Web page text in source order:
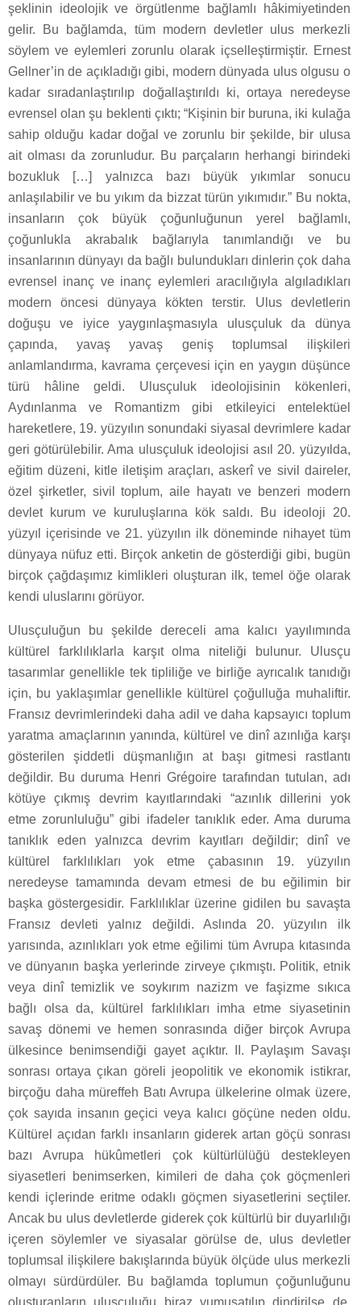
şeklinin ideolojik ve örgütlenme bağlamlı hâkimiyetinden
gelir. Bu bağlamda, tüm modern devletler ulus merkezli
söylem ve eylemleri zorunlu olarak içselleştirmiştir. Ernest
Gellner’in de açıkladığı gibi, modern dünyada ulus olgusu o
kadar sıradanlaştırılıp doğallaştırıldı ki, ortaya neredeyse
evrensel olan şu beklenti çıktı; “Kişinin bir buruna, iki kulağa
sahip olduğu kadar doğal ve zorunlu bir şekilde, bir ulusa
ait olması da zorunludur. Bu parçaların herhangi birindeki
bozukluk […] yalnızca bazı büyük yıkımlar sonucu
anlaşılabilir ve bu yıkım da bizzat türün yıkımıdır.” Bu nokta,
insanların çok büyük çoğunluğunun yerel bağlamlı,
çoğunlukla akrabalık bağlarıyla tanımlandığı ve bu
insanlarının dünyayı da bağlı bulundukları dinlerin çok daha
evrensel inanç ve inanç eylemleri aracılığıyla algıladıkları
modern öncesi dünyaya kökten terstir. Ulus devletlerin
doğuşu ve iyice yaygınlaşmasıyla ulusçuluk da dünya
çapında, yavaş yavaş geniş toplumsal ilişkileri
anlamlandırma, kavrama çerçevesi için en yaygın düşünce
türü hâline geldi. Ulusçuluk ideolojisinin kökenleri,
Aydınlanma ve Romantizm gibi etkileyici entelektüel
hareketlere, 19. yüzyılın sonundaki siyasal devrimlere kadar
geri götürülebilir. Ama ulusçuluk ideolojisi asıl 20. yüzyılda,
eğitim düzeni, kitle iletişim araçları, askerî ve sivil daireler,
özel şirketler, sivil toplum, aile hayatı ve benzeri modern
devlet kurum ve kuruluşlarına kök saldı. Bu ideoloji 20.
yüzyıl içerisinde ve 21. yüzyılın ilk döneminde nihayet tüm
dünyaya nüfuz etti. Birçok anketin de gösterdiği gibi, bugün
birçok çağdaşımız kimlikleri oluşturan ilk, temel öğe olarak
kendi uluslarını görüyor.
Ulusçuluğun bu şekilde dereceli ama kalıcı yayılımında
kültürel farklılıklarla karşıt olma niteliği bulunur. Ulusçu
tasarımlar genellikle tek tipliliğe ve birliğe ayrıcalık tanıdığı
için, bu yaklaşımlar genellikle kültürel çoğulluğa muhaliftir.
Fransız devrimlerindeki daha adil ve daha kapsayıcı toplum
yaratma amaçlarının yanında, kültürel ve dinî azınlığa karşı
gösterilen şiddetli düşmanlığın at başı gitmesi rastlantı
değildir. Bu duruma Henri Grégoire tarafından tutulan, adı
kötüye çıkmış devrim kayıtlarındaki “azınlık dillerini yok
etme zorunluluğu” gibi ifadeler tanıklık eder. Ama duruma
tanıklık eden yalnızca devrim kayıtları değildir; dinî ve
kültürel farklılıkları yok etme çabasının 19. yüzyılın
neredeyse tamamında devam etmesi de bu eğilimin bir
başka göstergesidir. Farklılıklar üzerine gidilen bu savaşta
Fransız devleti yalnız değildi. Aslında 20. yüzyılın ilk
yarısında, azınlıkları yok etme eğilimi tüm Avrupa kıtasında
ve dünyanın başka yerlerinde zirveye çıkmıştı. Politik, etnik
veya dinî temizlik ve soykırım nazizm ve faşizme sıkıca
bağlı olsa da, kültürel farklılıkları imha etme siyasetinin
savaş dönemi ve hemen sonrasında diğer birçok Avrupa
ülkesince benimsendiği gayet açıktır. II. Paylaşım Savaşı
sonrası ortaya çıkan göreli jeopolitik ve ekonomik istikrar,
birçoğu daha müreffeh Batı Avrupa ülkelerine olmak üzere,
çok sayıda insanın geçici veya kalıcı göçüne neden oldu.
Kültürel açıdan farklı insanların giderek artan göçü sonrası
bazı Avrupa hükûmetleri çok kültürlülüğü destekleyen
siyasetleri benimserken, kimileri de daha çok göçmenleri
kendi içlerinde eritme odaklı göçmen siyasetlerini seçtiler.
Ancak bu ulus devletlerde giderek çok kültürlü bir duyarlılığı
içeren söylemler ve siyasalar görülse de, ulus devletler
toplumsal ilişkilere bakışlarında büyük ölçüde ulus merkezli
olmayı sürdürdüler. Bu bağlamda toplumun çoğunluğunu
oluşturanların ulusçuluğu biraz yumuşatılıp dindirilse de,